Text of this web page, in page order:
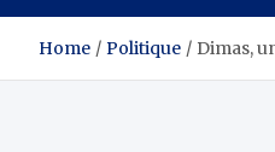
Home Politique Dimas,